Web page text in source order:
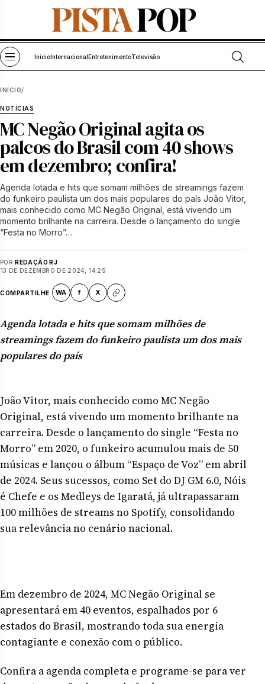
Pular para o conteúdo
Abrir menu
Início Internacional EntretenimentoTelevisão Abrir
INÍCIO/
NOTÍCIAS
MC Negão Original agita os
palcos do Brasil com 40 shows
em dezembro; confira!
Agenda lotada e hits que somam milhões de streamings fazem
do funkeiro paulista um dos mais populares do país João Vitor,
mais conhecido como MC Negão Original, está vivendo um
momento brilhante na carreira. Desde o lançamento do single
“Festa no Morro”…
POR REDAÇÃO RJ
13 DE DEZEMBRO DE 2024, 14:25
COMPARTILHE WA f X
Agenda lotada e hits que somam milhões de
streamings fazem do funkeiro paulista um dos mais
populares do país
João Vitor, mais conhecido como MC Negão
Original, está vivendo um momento brilhante na
carreira. Desde o lançamento do single “Festa no
Morro” em 2020, o funkeiro acumulou mais de 50
músicas e lançou o álbum “Espaço de Voz” em abril
de 2024. Seus sucessos, como Set do DJ GM 6.0, Nóis
é Chefe e os Medleys de Igaratá, já ultrapassaram
100 milhões de streams no Spotify, consolidando
sua relevância no cenário nacional.
Em dezembro de 2024, MC Negão Original se
apresentará em 40 eventos, espalhados por 6
estados do Brasil, mostrando toda sua energia
contagiante e conexão com o público.
Confira a agenda completa e programe-se para ver